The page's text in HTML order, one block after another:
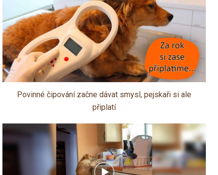
Povinné čipování začne dávat smysl, pejskaři si ale
připlatí